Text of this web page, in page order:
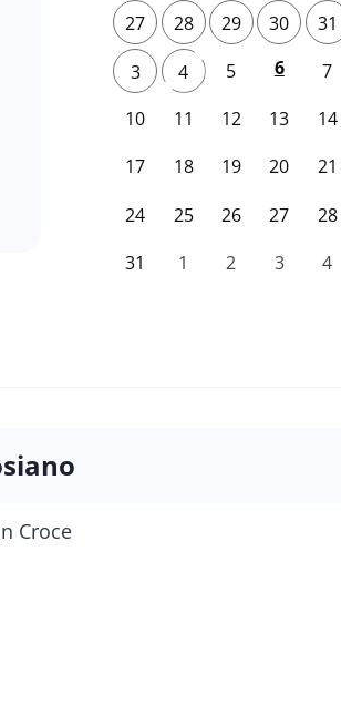
27 28 29 30 31
3
4 5 6 7
10
11 12 13 14
17
18 19 20 21
24
25 26 27 28
31
1 2 3 4